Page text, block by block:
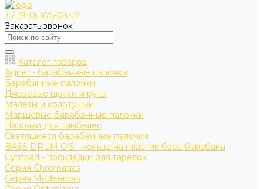
+7 (910) 475-04-17
Заказать звонок
Каталог товаров
Agner - барабанные палочки
Барабанные палочки
Джазовые щетки и руты
Малеты и колотушки
Маршевые барабанные палочки
Палочки для тимбалес
Светящиеся барабанные палочки
BASS DRUM O’S - кольца на пластик басс-барабана
Cympad - прокладки для тарелок
Серия Chromatics
Серия Moderators